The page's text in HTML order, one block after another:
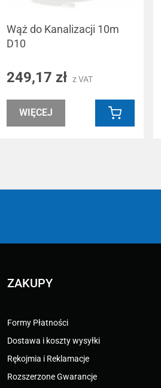
Wąż do Kanalizacji 10m
D10
249,17 zł z VAT
WIĘCEJ
ZAKUPY
Formy Płatności
Dostawa i koszty wysyłki
Rękojmia i Reklamacje
Rozszerzone Gwarancje